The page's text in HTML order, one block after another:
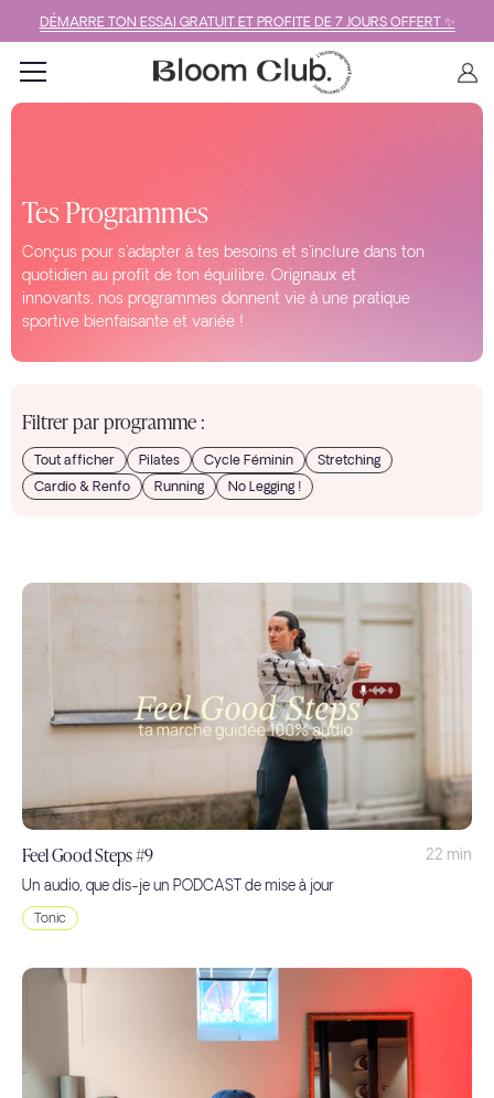
DÉMARRE TON ESSAI GRATUIT ET PROFITE DE 7 JOURS OFFERT ✨
Tes Programmes
Conçus pour s'adapter à tes besoins et s'inclure dans ton
quotidien au profit de ton équilibre. Originaux et
innovants, nos programmes donnent vie à une pratique
sportive bienfaisante et variée !
Filtrer par programme :
Tout afficher Pilates Cycle Féminin
Stretching
Cardio & Renfo
Running No Legging !
Feel Good Steps #9
22 min
Un audio, que dis-je un PODCAST de mise à jour
Tonic